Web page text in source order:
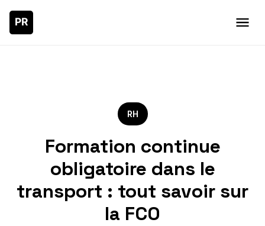
RH
Formation continue
obligatoire dans le
transport : tout savoir sur
la FCO